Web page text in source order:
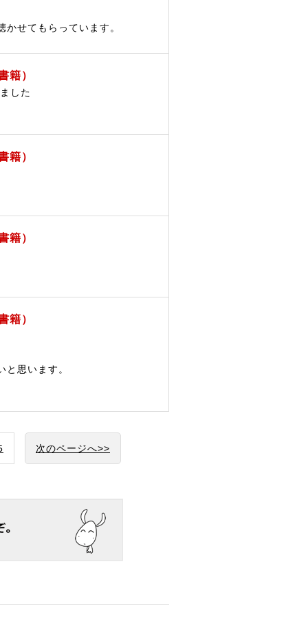
せてもらっています。
籍）
した
籍）
籍）
籍）
思います。
次のページへ>>